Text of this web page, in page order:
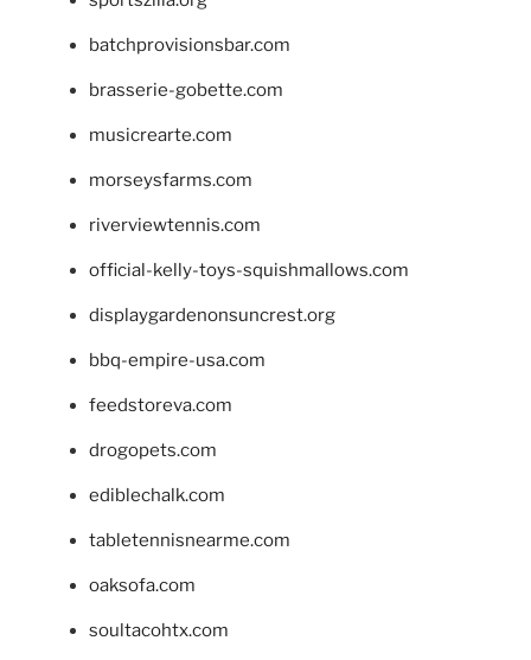
batchprovisionsbar.com
brasserie-gobette.com
musicrearte.com
morseysfarms.com
riverviewtennis.com
official-kelly-toys-squishmallows.com
displaygardenonsuncrest.org
bbq-empire-usa.com
feedstoreva.com
drogopets.com
ediblechalk.com
tabletennisnearme.com
oaksofa.com
soultacohtx.com